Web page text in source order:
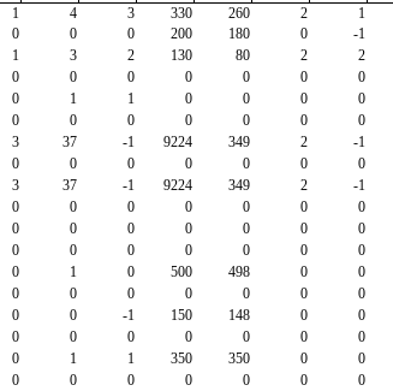
1 4 3 330 260 2 1
0 0 0 200 180 0 -1
1 3 2 130 80 2 2
0 0 0 0 0 0 0
0 1 1 0 0 0 0
0 0 0 0 0 0 0
3 37 -1 9224 349 2 -1
0 0 0 0 0 0 0
3 37 -1 9224 349 2 -1
0 0 0 0 0 0 0
0 0 0 0 0 0 0
0 0 0 0 0 0 0
0 1 0 500 498 0 0
0 0 0 0 0 0 0
0 0 -1 150 148 0 0
0 0 0 0 0 0 0
0 1 1 350 350 0 0
0 0 0 0 0 0 0